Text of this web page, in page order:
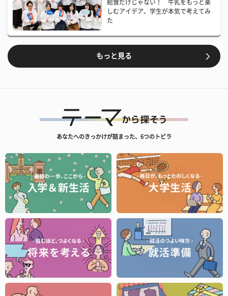
給食だけじゃない！ 牛乳をもっと楽
しむアイデア、学生が本気で考えてみ
た
もっと見る
あなたへのきっかけが詰まった、6つのトビラ